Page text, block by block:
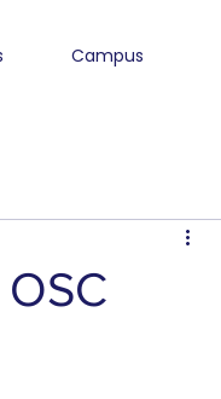
Campus